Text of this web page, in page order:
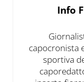
Info
capocronista
sportiva